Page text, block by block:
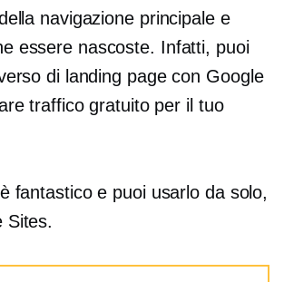
navigazione principale e
essere nascoste. Infatti, puoi
di landing page con Google
traffico gratuito per il tuo
fantastico e puoi usarlo da solo,
Sites.